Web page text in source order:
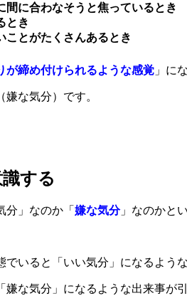
間に合わなそうと焦っているとき
とき
ことがたくさんあるとき
が締め付けられるような感覚 」に
な気分）です。
する
分 」なのか「 嫌な気分」なのかと
でいると「いい気分」になるよう
嫌な気分」になるような出来事が